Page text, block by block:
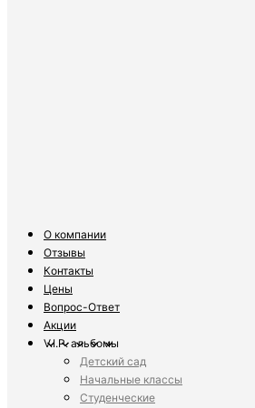
О компании
Отзывы
Контакты
Цены
Вопрос-Ответ
Акции
V.I.P. альбомы
Детский сад
Начальные классы
Студенческие